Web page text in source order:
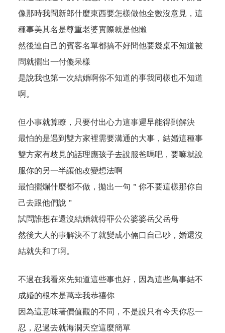
像那時我問新郎什麼東西要怎樣做他全數沒意見，這
種事美其名是尊重老婆實際就是他懶
然後連自己的賓客名單都搞不好問他要幾桌不知道被
問就擺出一付傻呆樣
是說我也第一次結婚啊你不知道的事我同樣也不知道
啊。
但小事就算瞭，只要付出心力這事遲早能得到解決
最怕的是遇到雙方家裡需要溝通的大事，結婚這種事
雙方家有歧見的話理應孩子去說服爸嗎吧，要嘛就說
服你的另一半讓他改變想法啊
最怕擺爛什麼都不做，拋出一句＂你不要這樣那你自
己去跟他們說＂
試問誰想在還沒結婚就得罪公公婆婆岳父岳母
然後大人的事解決不了就變成小倆口自己吵，婚還沒
結就失和了啊。
不過在我看來先知道這些事也好，因為這些鳥事結不
成婚的根本是萬幸我恭禧你
因為這意味著價值觀的不同，不是說只有今天你忍一
忍，忍過去就海濶天空這麼簡單